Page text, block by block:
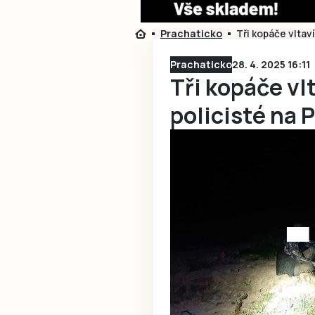
Prachaticko Tři kopáče
Prachaticko28. 4. 2025 16:11
Tři kopáče
policisté na